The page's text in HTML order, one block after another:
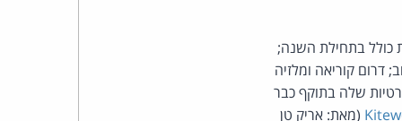
כולל בתחילת השנה;
להיכנס לתוקף בקרוב; דרום קוריאה ומלזיה
שלה בתוקף כבר
(מאת: אריק טן